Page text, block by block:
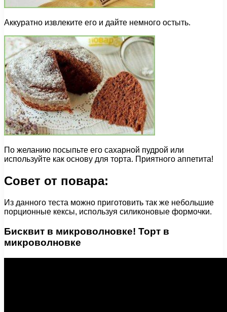
Аккуратно извлеките его и дайте немного остыть.
По желанию посыпьте его сахарной пудрой или
используйте как основу для торта. Приятного аппетита!
Совет от повара:
Из данного теста можно приготовить так же небольшие
порционные кексы, используя силиконовые формочки.
Бисквит в микроволновке! Торт в
микроволновке